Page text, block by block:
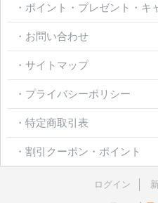
・ポイント・プレゼント・キ
・お問い合わせ
・サイトマップ
・プライバシーポリシー
・特定商取引表
・割引クーポン・ポイント
ログイン